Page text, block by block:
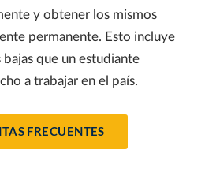
y obtener los mismos
permanente. Esto incluye
bajas que un estudiante
a trabajar en el país.
FRECUENTES